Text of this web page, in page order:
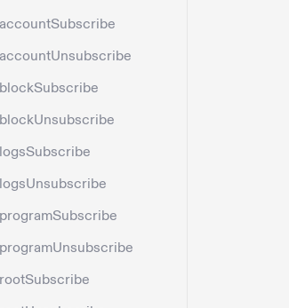
accountSubscribe
accountUnsubscribe
blockSubscribe
blockUnsubscribe
logsSubscribe
logsUnsubscribe
programSubscribe
programUnsubscribe
rootSubscribe